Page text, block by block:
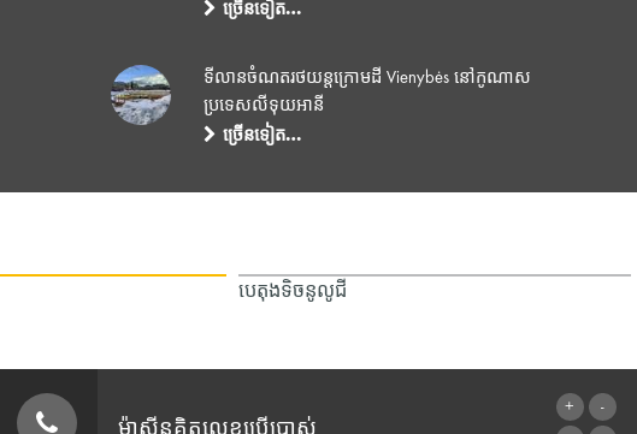
ច្រើនទៀត…
ទីលានចំណតរថយន្តក្រោមដី Vienybės នៅកូណាស
ប្រទេសលីទុយអានី
ច្រើនទៀត…
បេតុងទិចនូលូជី